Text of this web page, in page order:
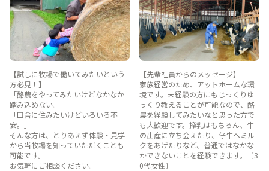
【試しに牧場で働いてみたいという
方必見！】
「酪農をやってみたいけどなかなか
踏み込めない。」
「田舎に住みたいけどいろいろ不
安。」
そんな方は、とりあえず体験・見学
から当牧場を知っていただくことも
可能です。
お気軽にご相談ください。
【先輩社員からのメッセージ】
家族経営のため、アットホームな環
境です。未経験の方にもじっくりゆ
っくり教えることが可能なので、酪
農を経験してみたいなと思った方で
も大歓迎です。搾乳はもちろん、牛
の出産に立ち会えたり、仔牛へミル
クをあげたりなど、普通ではなかな
かできないことを経験できます。〔3
0代女性〕